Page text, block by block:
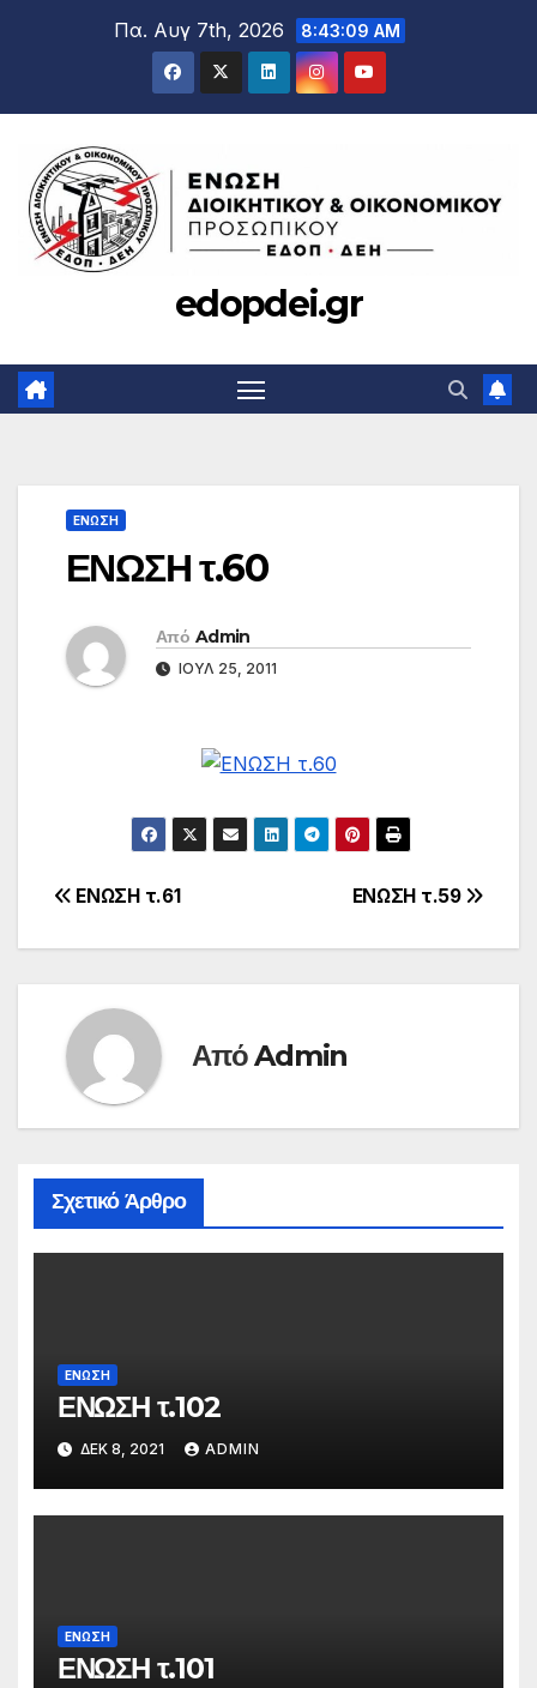
Πα. Αυγ 7th, 2026 8:43:10 AM
edopdei.gr
ΕΝΩΣΗ
ΕΝΩΣΗ τ.60
Από Admin
ΙΟΎΛ 25, 2011
Πλοήγηση
άρθρων
ΕΝΩΣΗ τ.59
ΕΝΩΣΗ τ.61
ΑπόAdmin
Σχετικό Άρθρο
ΕΝΩΣΗ
ΕΝΩΣΗ τ.102
ΔΕΚ 8, 2021 ADMIN
ΕΝΩΣΗ
ΕΝΩΣΗ τ.101